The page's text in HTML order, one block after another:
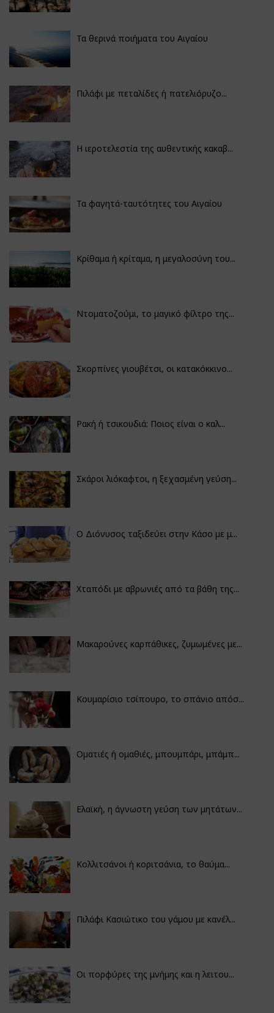
Τα θερινά ποιήματα του Αιγαίου
Πιλάφι με πεταλίδες ή πατελιόρυζο...
Η ιεροτελεστία της αυθεντικής κακαβ...
Τα φαγητά-ταυτότητες του Αιγαίου
Κρίθαμα ή κρίταμα, η μεγαλοσύνη του...
Ντοματοζούμι, το μαγικό φίλτρο της...
Σκορπίνες γιουβέτσι, οι κατακόκκινο...
Ρακή ή τσικουδιά: Ποιος είναι ο καλ...
Σκάροι λιόκαφτοι, η ξεχασμένη γεύση...
Ο Διόνυσος ταξιδεύει στην Κάσο με μ...
Χταπόδι με αβρωνιές από τα βάθη της...
Μακαρούνες καρπάθικες, ζυμωμένες με...
Κουμαρίσιο τσίπουρο, το σπάνιο απόσ...
Οματιές ή ομαθιές, μπουμπάρι, μπάμπ...
Ελαϊκή, η άγνωστη γεύση των μητάτων...
Κολλιτσάνοι ή κοριτσάνια, το θαύμα...
Πιλάφι Κασιώτικο του γάμου με κανέλ...
Οι πορφύρες της μνήμης και η λειτου...